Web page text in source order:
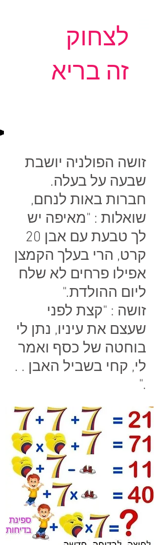
לצחוק
זה בריא
זושה הפולניה יושבת
שבעה על בעלה.
חברות באות לנחם,
שואלות : "מאיפה יש
לך טבעת עם אבן 20
קרט, הרי בעלך הקמצן
אפילו פרחים לא שלח
ליום ההולדת."
זושה : "קצת לפני
שעצם את עיניו, נתן לי
בוחטה של כסף ואמר
לי, קחי בשביל האבן . .
."